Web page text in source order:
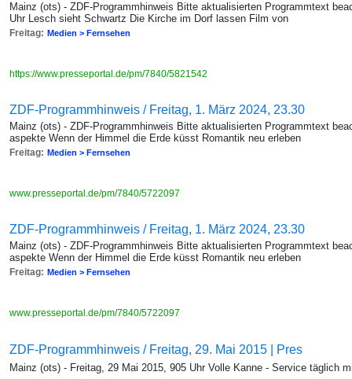
Mainz (ots) - ZDF-Programmhinweis Bitte aktualisierten Programmtext
Uhr Lesch sieht Schwartz Die Kirche im Dorf lassen Film von
Freitag: Medien > Fernsehen
https://www.presseportal.de/pm/7840/5821542
ZDF-Programmhinweis / Freitag, 1. März 2024, 23.30
Mainz (ots) - ZDF-Programmhinweis Bitte aktualisierten Programmtext
aspekte Wenn der Himmel die Erde küsst Romantik neu erleben
Freitag: Medien > Fernsehen
www.presseportal.de/pm/7840/5722097
ZDF-Programmhinweis / Freitag, 1. März 2024, 23.30
Mainz (ots) - ZDF-Programmhinweis Bitte aktualisierten Programmtext
aspekte Wenn der Himmel die Erde küsst Romantik neu erleben
Freitag: Medien > Fernsehen
www.presseportal.de/pm/7840/5722097
ZDF-Programmhinweis / Freitag, 29. Mai 2015 | Pres
Mainz (ots) - Freitag, 29 Mai 2015, 905 Uhr Volle Kanne - Service täglich